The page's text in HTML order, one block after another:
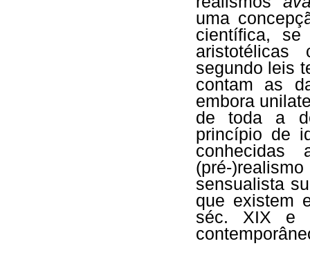
uma
científica,
aristotélicas
segundo leis
contam as
embora
de toda a
princípio de
(pré-
sensualista
que existem
séc. XIX e